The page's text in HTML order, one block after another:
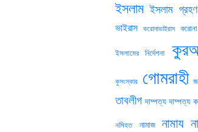
ইসলাম ইসলাম গ্রহণ
ভাইরাস
করোনাভাইরাস
ইসলামের নির্দেশনা
কুসংস্কার গোমরাহী
তাবলীগ দাম্পত্য দাম্পত্য
নসিহত নামাজ নামায